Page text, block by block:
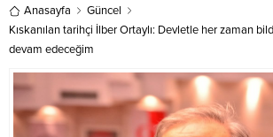
Anasayfa
Güncel
Kıskanılan tarihçi İlber Ortaylı: Devletle her zaman
devam edeceğim